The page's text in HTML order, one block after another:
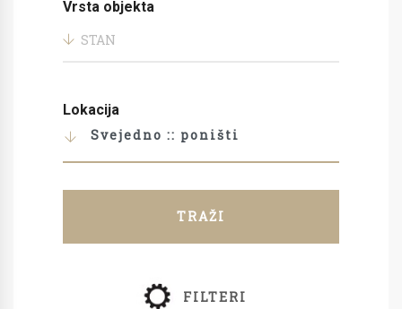
Vrsta objekta
STAN
Lokacija
Svejedno :: poništi
TRAŽI
FILTERI